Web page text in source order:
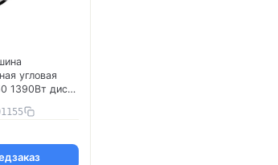
угловая
1390Вт диск